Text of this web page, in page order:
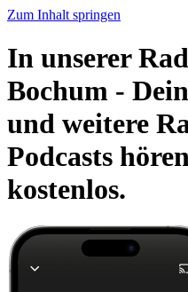
Zum Inhalt springen
In unserer
Bochum -
und weitere
Podcasts
kostenlos.